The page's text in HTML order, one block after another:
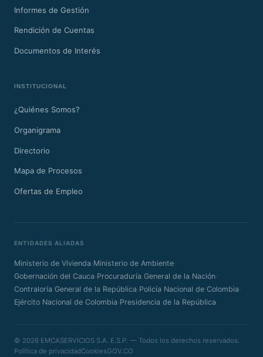
Informes de Gestión
Rendición de Cuentas
Documentos de Interés
INSTITUCIONAL
¿Quiénes Somos?
Organigrama
Directorio
Mapa de Procesos
Ofertas de Empleo
ENTIDADES ALIADAS
Ministerio de Vivienda·Ministerio de Ambiente·
Gobernación del Cauca·Procuraduría General de la Nación·
Contraloría General de la República·Policía Nacional de Colombia·
Ejército Nacional de Colombia·Presidencia de la República
© 2026 EMCASERVICIOS S.A. E.S.P. — Todos los derechos reservados.
Política de privacidadCookiesGOV.CO